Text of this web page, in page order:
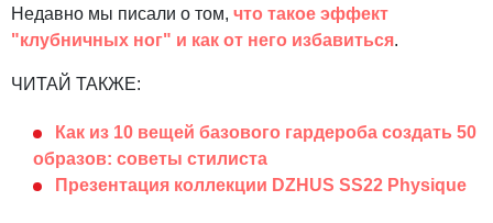
Недавно мы писали о том, что такое эффект
"клубничных ног" и как от него избавиться.
ЧИТАЙ ТАКЖЕ:
Как из 10 вещей базового гардероба создать 50
образов: советы стилиста
Презентация коллекции DZHUS SS22 Physique